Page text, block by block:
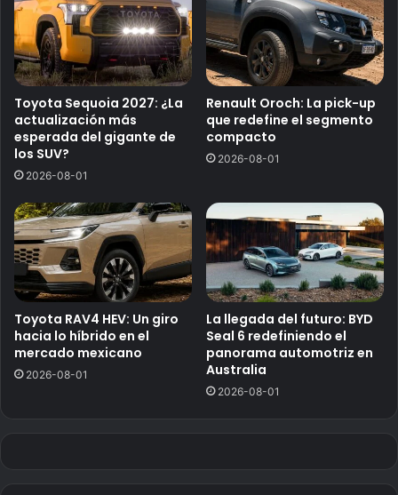
Toyota Sequoia 2027: ¿La
actualización más
esperada del gigante de
los SUV?
2026-08-01
Renault Oroch: La pick-up
que redefine el segmento
compacto
2026-08-01
Toyota RAV4 HEV: Un giro
hacia lo híbrido en el
mercado mexicano
2026-08-01
La llegada del futuro: BYD
Seal 6 redefiniendo el
panorama automotriz en
Australia
2026-08-01